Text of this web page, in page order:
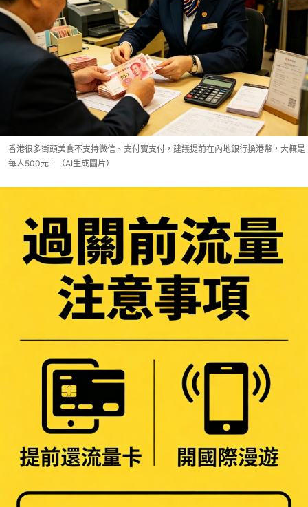
香港很多街頭美食不支持微信、支付寶支付，建議提前在內地銀行換港幣，大概是
每人500元。（AI生成圖片）